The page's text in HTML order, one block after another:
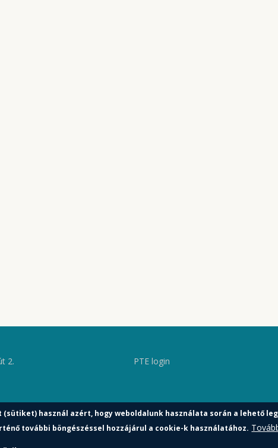
2.
PTE login
(sütiket) használ azért, hogy weboldalunk használata során a lehető
további böngészéssel hozzájárul a cookie-k használatához.